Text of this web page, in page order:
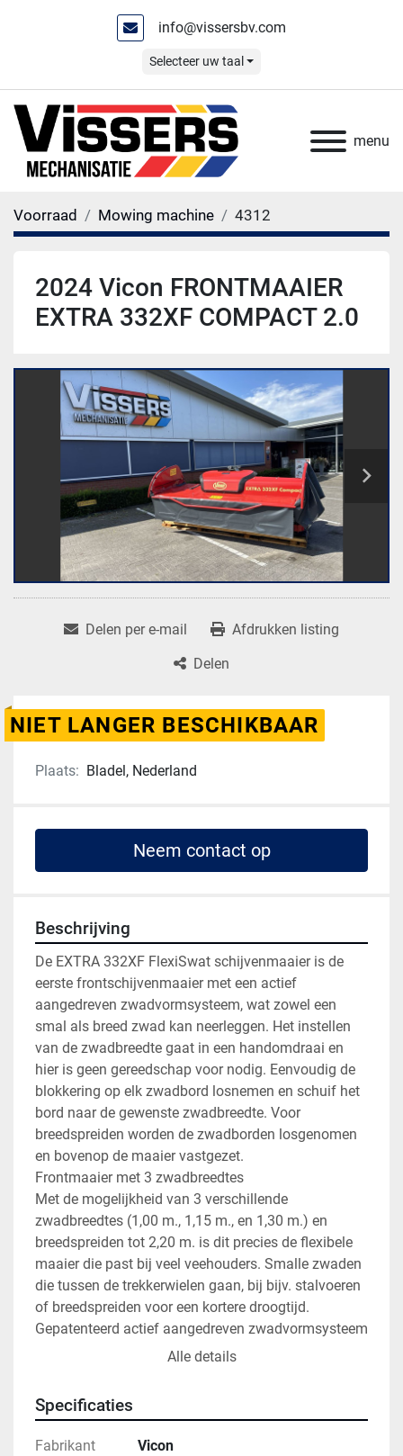
info@vissersbv.com
Selecteer uw taal
menu
Voorraad Mowing machine 4312
2024 Vicon FRONTMAAIER
EXTRA 332XF COMPACT 2.0
Delen per e-mail
Afdrukken listing
Delen
NIET LANGER BESCHIKBAAR
Plaats: Bladel, Nederland
Neem contact op
Beschrijving
De EXTRA 332XF FlexiSwat schijvenmaaier is de
eerste frontschijvenmaaier met een actief
aangedreven zwadvormsysteem, wat zowel een
smal als breed zwad kan neerleggen. Het instellen
van de zwadbreedte gaat in een handomdraai en
hier is geen gereedschap voor nodig. Eenvoudig de
blokkering op elk zwadbord losnemen en schuif het
bord naar de gewenste zwadbreedte. Voor
breedspreiden worden de zwadborden losgenomen
en bovenop de maaier vastgezet.
Frontmaaier met 3 zwadbreedtes
Met de mogelijkheid van 3 verschillende
zwadbreedtes (1,00 m., 1,15 m., en 1,30 m.) en
breedspreiden tot 2,20 m. is dit precies de flexibele
maaier die past bij veel veehouders. Smalle zwaden
die tussen de trekkerwielen gaan, bij bijv. stalvoeren
of breedspreiden voor een kortere droogtijd.
Gepatenteerd actief aangedreven zwadvormsysteem
3 verschillende zwadbreedtes (1,00 m., 1,15 m., en
Laag eigen gewicht - laag brandstofverbruik
Eco-aandrijving 750/1000 rpm
Alle details
Specificaties
Fabrikant Vicon